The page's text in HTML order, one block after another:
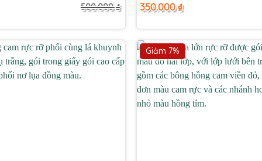
500.000₫Giá
là:
Giá
tại
280.000 ₫.
350.000₫
Giảm 7%